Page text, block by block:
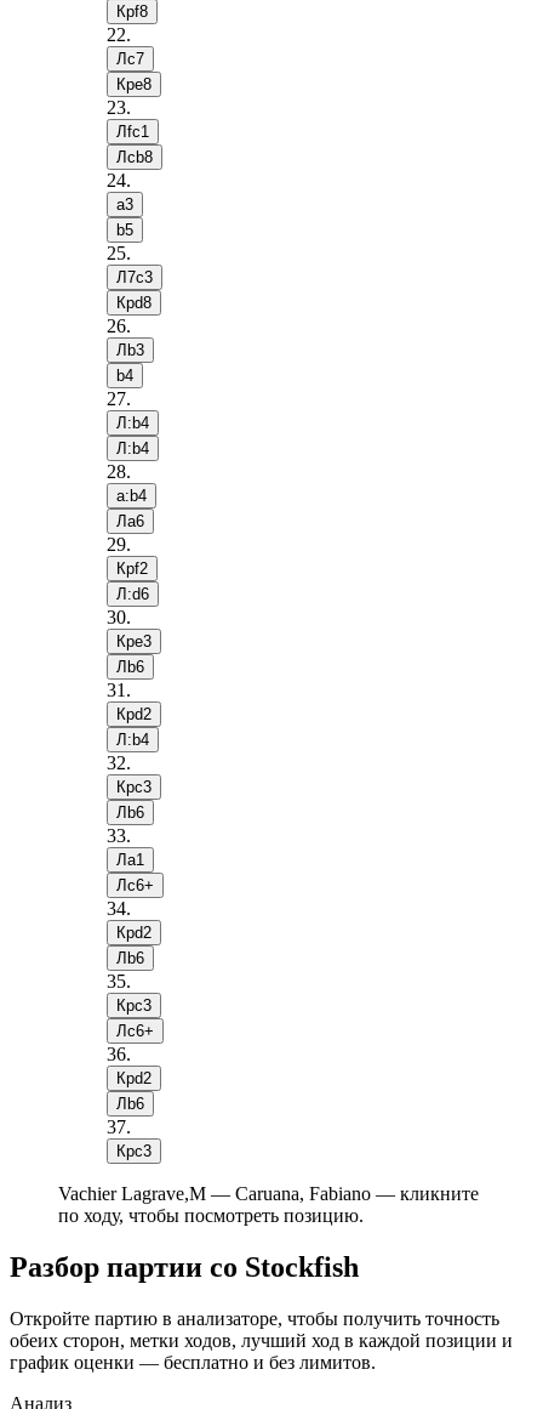
Крf8
22.
Лc7
Крe8
23.
Лfc1
Лcb8
24.
a3
b5
25.
Л7c3
Крd8
26.
Лb3
b4
27.
Л:b4
Л:b4
28.
a:b4
Лa6
29.
Крf2
Л:d6
30.
Крe3
Лb6
31 .
Крd2
Л:b4
32.
Крc3
Лb6
33.
Лa1
Лc6+
34.
Крd2
Лb6
35.
Крc3
Лc6+
36.
Крd2
Лb6
37.
Крc3
Vachier Lagrave,M — Caruana, Fabiano — кликните
по ходу, чтобы посмотреть позицию.
Разбор партии со Stockfish
Откройте партию в анализаторе, чтобы получить точность
обеих сторон, метки ходов, лучший ход в каждой позиции и
график оценки — бесплатно и без лимитов.
Анализ